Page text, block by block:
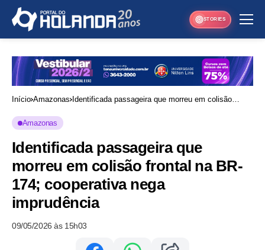
STORIES
Início Amazonas Identificada passageira que morreu em colisão
Amazonas
Identificada passageira que
morreu em colisão frontal na BR-
174; cooperativa nega
imprudência
09/05/2026 às 15h03